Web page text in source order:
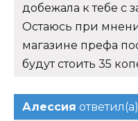
добежала к тебе с
Остаюсь при
магазине префа
будут стоить 35
Алессия ответил(а)